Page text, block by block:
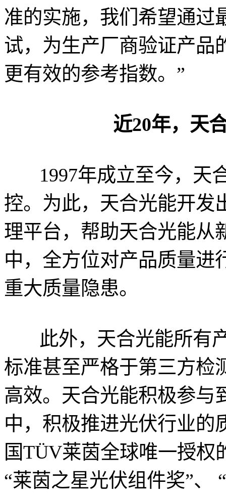
准的实施，我们希望通过
试，为生产厂商验证产品
更有效的参考指数。”
近20年，天
1997年成立至今，天
控。为此，天合光能开发
理平台，帮助天合光能从
中，全方位对产品质量进
重大质量隐患。
此外，天合光能所有产
标准甚至严格于第三方检
高效。天合光能积极参与
中，积极推进光伏行业的
国TÜV莱茵全球唯一授
“莱茵之星光伏组件奖”、